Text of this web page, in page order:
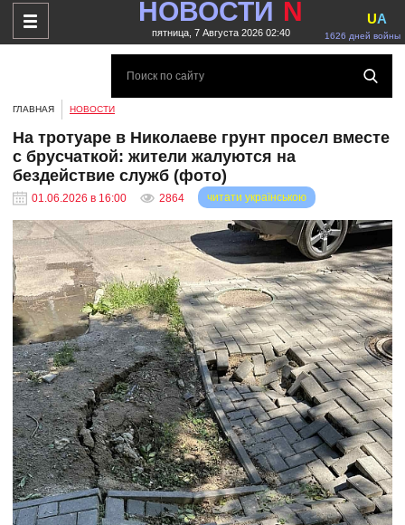
НОВОСТИ N
пятница, 7 Августа 2026 02:40 1626 дней войны
UA
ГЛАВНАЯ НОВОСТИ
На тротуаре в Николаеве грунт просел вместе
с брусчаткой: жители жалуются на
бездействие служб (фото)
01.06.2026 в 16:00 2864 читати українською